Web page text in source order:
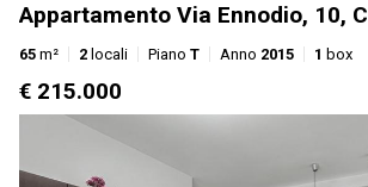
Appartamento Via Ennodio, 10,
65 m² 2 locali Piano T Anno 2015 1 box
€ 215.000